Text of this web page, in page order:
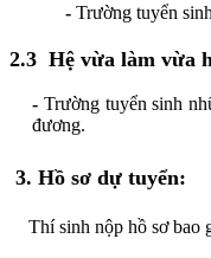
- Trường tuyển
2.3 Hệ vừa làm vừa
- Trường tuyển sinh
đương.
3. Hồ sơ dự tuyển:
Thí sinh nộp hồ sơ bao